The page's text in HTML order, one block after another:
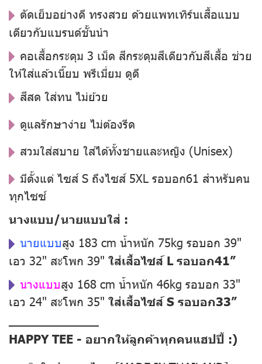
ตัดเย็บอย่างดี ทรงสวย ด้วยแพทเทิร์นเสื้อแบบ
เดียวกับแบรนด์ชั้นนำ
คอเสื้อกระดุม 3 เม็ด สีกระดุมสีเดียวกับสีเสื้อ ช่วย
ให้ใส่แล้วเนี๊ยบ พรีเมี่ยม ดูดี
สีสด ใส่ทน ไม่ย้วย
ดูแลรักษาง่าย ไม่ต้องรีด
สวมใส่สบาย ใส่ได้ทั้งชายและหญิง (Unisex)
มีตั้งแต่ ไซส์ S ถึงไซส์ 5XL รอบอก61 สำหรับคน
ทุกไซซ์
นางแบบ/นายแบบใส่ :
นายแบบสูง 183 cm น้ำหนัก 75kg รอบอก 39"
เอว 32" สะโพก 39" ใส่เสื้อไซส์ L รอบอก41”
นางแบบสูง 168 cm น้ำหนัก 46kg รอบอก 33"
เอว 24" สะโพก 35" ใส่เสื้อไซส์ S รอบอก33”
––––––––––––––
HAPPY TEE - อยากให้ลูกค้าทุกคนแฮปปี้ :)